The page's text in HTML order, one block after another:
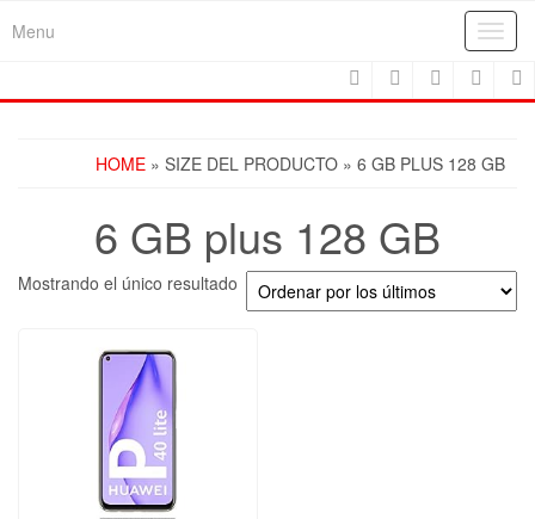
Menu
HOME » SIZE DEL PRODUCTO » 6 GB PLUS 128 GB
6 GB plus 128 GB
Mostrando el único resultado